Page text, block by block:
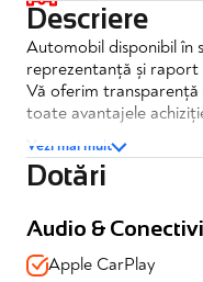
Descriere
Automobil disponibil în
reprezentanță și raport
Vă oferim
toate avantajele
Mercedes AMG
✔️Istoric complet la
Vezi mai mult
Dotări
Audio &
Apple CarPlay